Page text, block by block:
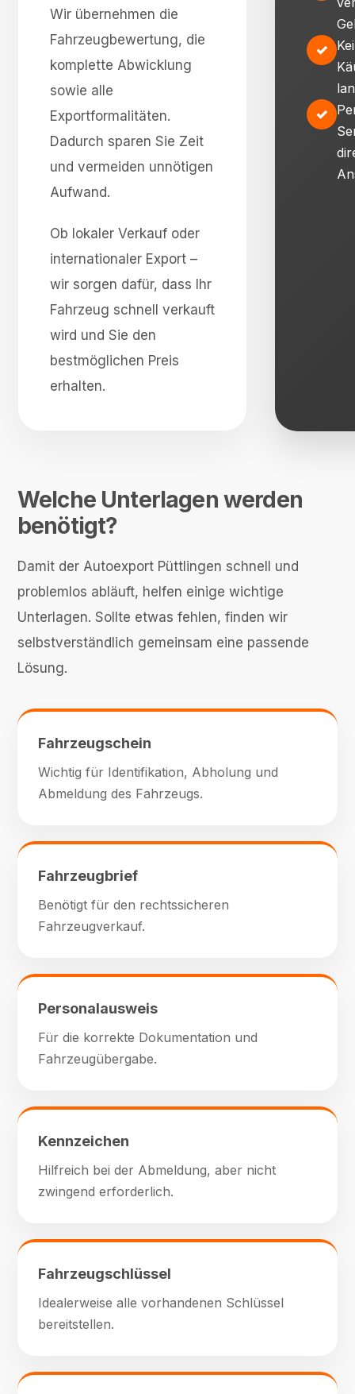
Wir übernehmen die
Fahrzeugbewertung, die
komplette Abwicklung
sowie alle
Exportformalitäten.
Dadurch sparen Sie Zeit
und vermeiden unnötigen
Aufwand.
Ob lokaler Verkauf oder
internationaler Export –
wir sorgen dafür, dass Ihr
Fahrzeug schnell verkauft
wird und Sie den
bestmöglichen Preis
erhalten.
✓
✓
Welche Unterlagen werden
benötigt?
Damit der Autoexport Püttlingen schnell und
problemlos abläuft, helfen einige wichtige
Unterlagen. Sollte etwas fehlen, finden wir
selbstverständlich gemeinsam eine passende
Lösung.
Fahrzeugschein
Wichtig für Identifikation, Abholung und
Abmeldung des Fahrzeugs.
Fahrzeugbrief
Benötigt für den rechtssicheren
Fahrzeugverkauf.
Personalausweis
Für die korrekte Dokumentation und
Fahrzeugübergabe.
Kennzeichen
Hilfreich bei der Abmeldung, aber nicht
zwingend erforderlich.
Fahrzeugschlüssel
Idealerweise alle vorhandenen Schlüssel
bereitstellen.